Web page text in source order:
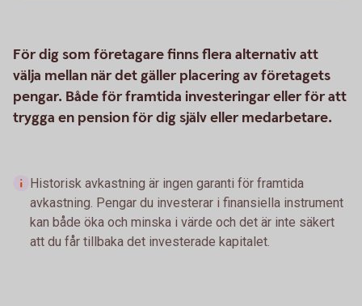
För dig som företagare finns flera alternativ att
välja mellan när det gäller placering av företagets
pengar. Både för framtida investeringar eller för att
trygga en pension för dig själv eller medarbetare.
Historisk avkastning är ingen garanti för framtida
avkastning. Pengar du investerar i finansiella instrument
kan både öka och minska i värde och det är inte säkert
att du får tillbaka det investerade kapitalet.